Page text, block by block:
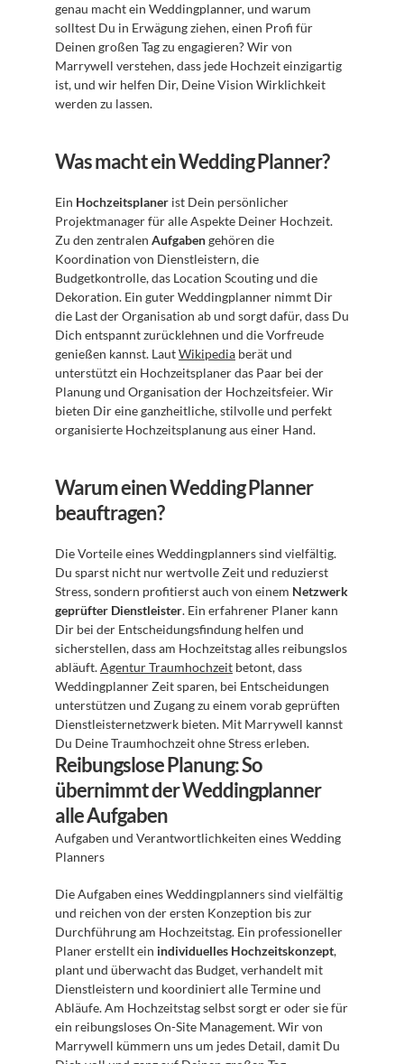
genau macht ein Weddingplanner, und warum
solltest Du in Erwägung ziehen, einen Profi für
Deinen großen Tag zu engagieren? Wir von
Marrywell verstehen, dass jede Hochzeit einzigartig
ist, und wir helfen Dir, Deine Vision Wirklichkeit
werden zu lassen.
Was macht ein Wedding Planner?
Ein Hochzeitsplaner ist Dein persönlicher
Projektmanager für alle Aspekte Deiner Hochzeit.
Zu den zentralen Aufgaben gehören die
Koordination von Dienstleistern, die
Budgetkontrolle, das Location Scouting und die
Dekoration. Ein guter Weddingplanner nimmt Dir
die Last der Organisation ab und sorgt dafür, dass Du
Dich entspannt zurücklehnen und die Vorfreude
genießen kannst. Laut Wikipedia berät und
unterstützt ein Hochzeitsplaner das Paar bei der
Planung und Organisation der Hochzeitsfeier. Wir
bieten Dir eine ganzheitliche, stilvolle und perfekt
organisierte Hochzeitsplanung aus einer Hand.
Warum einen Wedding Planner
beauftragen?
Die Vorteile eines Weddingplanners sind vielfältig.
Du sparst nicht nur wertvolle Zeit und reduzierst
Stress, sondern profitierst auch von einem Netzwerk
geprüfter Dienstleister. Ein erfahrener Planer kann
Dir bei der Entscheidungsfindung helfen und
sicherstellen, dass am Hochzeitstag alles reibungslos
abläuft. Agentur Traumhochzeit betont, dass
Weddingplanner Zeit sparen, bei Entscheidungen
unterstützen und Zugang zu einem vorab geprüften
Dienstleisternetzwerk bieten. Mit Marrywell kannst
Du Deine Traumhochzeit ohne Stress erleben.
Reibungslose Planung: So
übernimmt der Weddingplanner
alle Aufgaben
Aufgaben und Verantwortlichkeiten eines Wedding
Planners
Die Aufgaben eines Weddingplanners sind vielfältig
und reichen von der ersten Konzeption bis zur
Durchführung am Hochzeitstag. Ein professioneller
Planer erstellt ein individuelles Hochzeitskonzept,
plant und überwacht das Budget, verhandelt mit
Dienstleistern und koordiniert alle Termine und
Abläufe. Am Hochzeitstag selbst sorgt er oder sie für
ein reibungsloses On-Site Management. Wir von
Marrywell kümmern uns um jedes Detail, damit Du